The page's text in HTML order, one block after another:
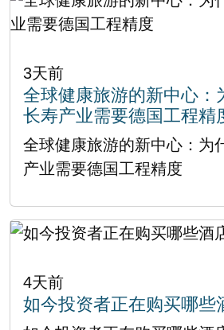
3天前
全球健康旅游的新中心：
长寿产业需要德国工程精
全球健康旅游的新中心：为
产业需要德国工程精度
4天前
如今投资者正在购买哪些